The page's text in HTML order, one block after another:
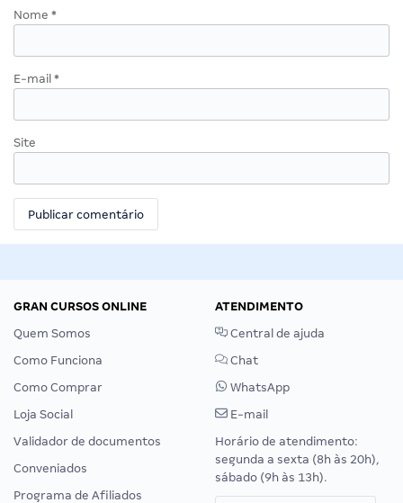
Nome *
E-mail *
Site
GRAN CURSOS ONLINE
Quem Somos
Como Funciona
Como Comprar
Loja Social
Validador de documentos
Conveniados
Programa de Afiliados
ATENDIMENTO
Central de ajuda
Chat
WhatsApp
E-mail
Horário de atendimento:
segunda a sexta (8h às 20h),
sábado (9h às 13h).